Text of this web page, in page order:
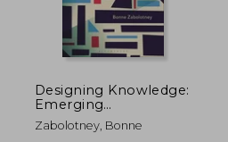
Designing Knowledge:
Emerging
Perspectives in Design
Studies Practices (en
Zabolotney, Bonne